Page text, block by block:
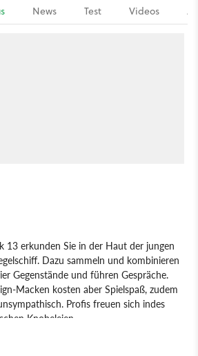
News Test Videos
13 erkunden Sie in der Haut der jungen
Dazu sammeln und kombinieren
Gegenstände und führen Gespräche.
Macken kosten aber Spielspaß, zudem
Profis freuen sich indes
Knobeleien.